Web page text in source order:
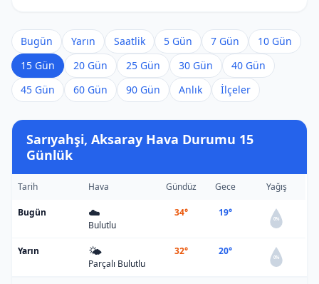
Bugün Yarın Saatlik 5 Gün 7 Gün
10 Gün
15 Gün
20 Gün 25 Gün 30 Gün
40 Gün
45 Gün
60 Gün 90 Gün Anlık İlçeler
Sarıyahşi, Aksaray Hava Durumu 15
Günlük
Tarih Hava Gündüz Gece Yağış
Bugün ☁️
Bulutlu
34° 19°
0%
Yarın 🌤️
Parçalı Bulutlu
32° 20°
0%